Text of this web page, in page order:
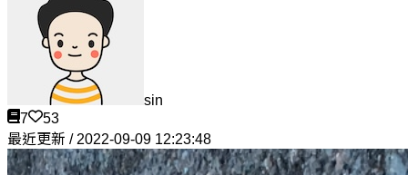
sin
7
53
最近更新 / 2022-09-09 12:23:48